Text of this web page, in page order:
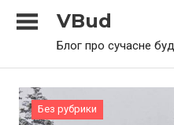
VBud
Блог про сучасне
Без рубрики